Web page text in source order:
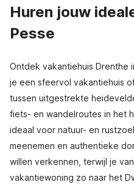
Huren jouw
Pesse
Ontdek vakantiehuis Drenthe
je een sfeervol vakantiehuis
tussen uitgestrekte
fiets- en wandelroutes in het
ideaal voor natuur- en
meenemen en authentieke
willen verkennen, terwijl je
vakantiewoning zo naar het